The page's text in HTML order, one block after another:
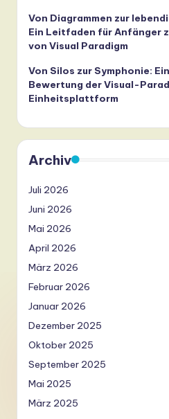
Von Diagrammen zur
Ein Leitfaden für Anfänger
von Visual Paradigm
Von Silos zur Symphonie:
Bewertung der Visual-
Einheitsplattform
Archiv
Juli 2026
Juni 2026
Mai 2026
April 2026
März 2026
Februar 2026
Januar 2026
Dezember 2025
Oktober 2025
September 2025
Mai 2025
März 2025